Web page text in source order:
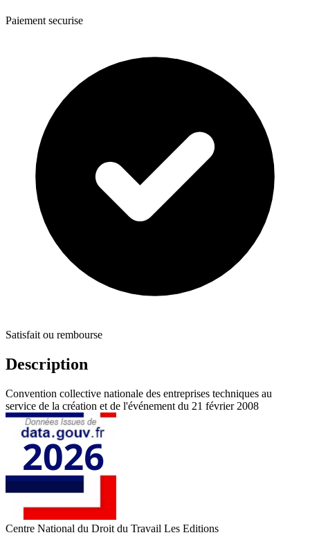
Paiement securise
Satisfait ou rembourse
Description
Convention collective nationale des entreprises techniques au
service de la création et de l'événement du 21 février 2008
Centre National du Droit du Travail Les Editions